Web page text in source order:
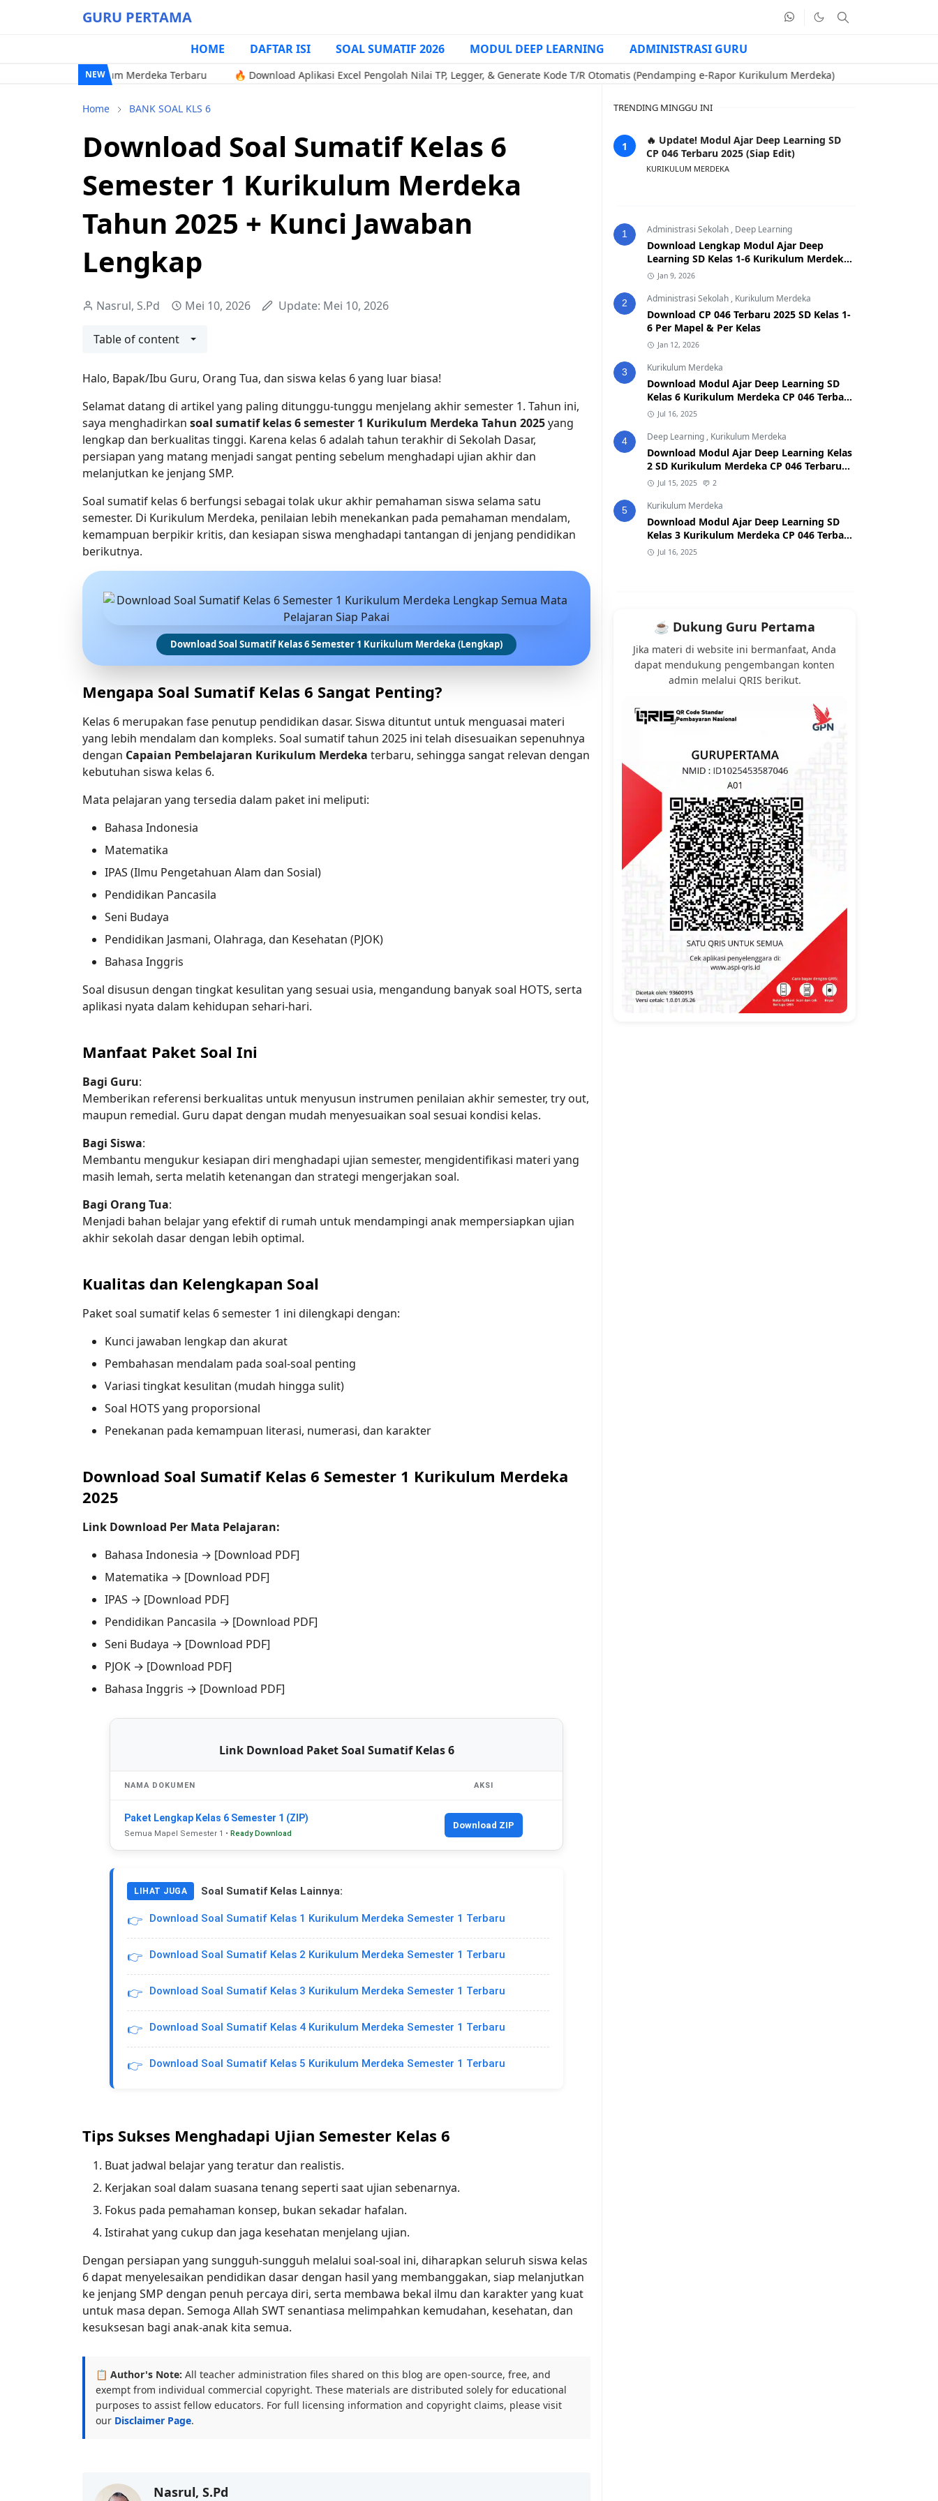
GURU PERTAMA
HOME DAFTAR ISI SOAL SUMATIF 2026 MODUL DEEP LEARNING ADMINISTRASI GURU
NEW
SD Kurikulum Merdeka Terbaru 🔥 Download Aplikasi Excel Pengolah Nilai TP, Legger, & Generate Kode T/R Otomatis (Pendamping e-Rapor Kurikulum Merdeka) 🔥 Contoh Soal Uji
Home BANK SOAL KLS 6
Download Soal Sumatif Kelas 6
Semester 1 Kurikulum Merdeka
Tahun 2025 + Kunci Jawaban
Lengkap
Nasrul, S.Pd Mei 10, 2026 Update: Mei 10, 2026
Table of content
Halo, Bapak/Ibu Guru, Orang Tua, dan siswa kelas 6 yang luar biasa!
Selamat datang di artikel yang paling ditunggu-tunggu menjelang akhir semester 1. Tahun ini,
saya menghadirkan soal sumatif kelas 6 semester 1 Kurikulum Merdeka Tahun 2025 yang
lengkap dan berkualitas tinggi. Karena kelas 6 adalah tahun terakhir di Sekolah Dasar,
persiapan yang matang menjadi sangat penting sebelum menghadapi ujian akhir dan
melanjutkan ke jenjang SMP.
Soal sumatif kelas 6 berfungsi sebagai tolak ukur akhir pemahaman siswa selama satu
semester. Di Kurikulum Merdeka, penilaian lebih menekankan pada pemahaman mendalam,
kemampuan berpikir kritis, dan kesiapan siswa menghadapi tantangan di jenjang pendidikan
berikutnya.
Download Soal Sumatif Kelas 6 Semester 1 Kurikulum Merdeka (Lengkap)
Mengapa Soal Sumatif Kelas 6 Sangat Penting?
Kelas 6 merupakan fase penutup pendidikan dasar. Siswa dituntut untuk menguasai materi
yang lebih mendalam dan kompleks. Soal sumatif tahun 2025 ini telah disesuaikan sepenuhnya
dengan Capaian Pembelajaran Kurikulum Merdeka terbaru, sehingga sangat relevan dengan
kebutuhan siswa kelas 6.
Mata pelajaran yang tersedia dalam paket ini meliputi:
Bahasa Indonesia
Matematika
IPAS (Ilmu Pengetahuan Alam dan Sosial)
Pendidikan Pancasila
Seni Budaya
Pendidikan Jasmani, Olahraga, dan Kesehatan (PJOK)
Bahasa Inggris
Soal disusun dengan tingkat kesulitan yang sesuai usia, mengandung banyak soal HOTS, serta
aplikasi nyata dalam kehidupan sehari-hari.
Manfaat Paket Soal Ini
Bagi Guru:
Memberikan referensi berkualitas untuk menyusun instrumen penilaian akhir semester, try out,
maupun remedial. Guru dapat dengan mudah menyesuaikan soal sesuai kondisi kelas.
Bagi Siswa:
Membantu mengukur kesiapan diri menghadapi ujian semester, mengidentifikasi materi yang
masih lemah, serta melatih ketenangan dan strategi mengerjakan soal.
Bagi Orang Tua:
Menjadi bahan belajar yang efektif di rumah untuk mendampingi anak mempersiapkan ujian
akhir sekolah dasar dengan lebih optimal.
Kualitas dan Kelengkapan Soal
Paket soal sumatif kelas 6 semester 1 ini dilengkapi dengan:
Kunci jawaban lengkap dan akurat
Pembahasan mendalam pada soal-soal penting
Variasi tingkat kesulitan (mudah hingga sulit)
Soal HOTS yang proporsional
Penekanan pada kemampuan literasi, numerasi, dan karakter
Download Soal Sumatif Kelas 6 Semester 1 Kurikulum Merdeka
2025
Link Download Per Mata Pelajaran:
Bahasa Indonesia → [Download PDF]
Matematika → [Download PDF]
IPAS → [Download PDF]
Pendidikan Pancasila → [Download PDF]
Seni Budaya → [Download PDF]
PJOK → [Download PDF]
Bahasa Inggris → [Download PDF]
Link Download Paket Soal Sumatif Kelas 6
NAMA DOKUMEN AKSI
Paket Lengkap Kelas 6 Semester 1 (ZIP)
Semua Mapel Semester 1 • Ready Download
Download ZIP
LIHAT JUGA Soal Sumatif Kelas Lainnya:
👉 Download Soal Sumatif Kelas 1 Kurikulum Merdeka Semester 1 Terbaru
👉 Download Soal Sumatif Kelas 2 Kurikulum Merdeka Semester 1 Terbaru
👉 Download Soal Sumatif Kelas 3 Kurikulum Merdeka Semester 1 Terbaru
👉 Download Soal Sumatif Kelas 4 Kurikulum Merdeka Semester 1 Terbaru
👉 Download Soal Sumatif Kelas 5 Kurikulum Merdeka Semester 1 Terbaru
Tips Sukses Menghadapi Ujian Semester Kelas 6
Buat jadwal belajar yang teratur dan realistis.
Kerjakan soal dalam suasana tenang seperti saat ujian sebenarnya.
Fokus pada pemahaman konsep, bukan sekadar hafalan.
Istirahat yang cukup dan jaga kesehatan menjelang ujian.
Dengan persiapan yang sungguh-sungguh melalui soal-soal ini, diharapkan seluruh siswa kelas
6 dapat menyelesaikan pendidikan dasar dengan hasil yang membanggakan, siap melanjutkan
ke jenjang SMP dengan penuh percaya diri, serta membawa bekal ilmu dan karakter yang kuat
untuk masa depan. Semoga Allah SWT senantiasa melimpahkan kemudahan, kesehatan, dan
kesuksesan bagi anak-anak kita semua.
📋 Author's Note: All teacher administration files shared on this blog are open-source, free, and
exempt from individual commercial copyright. These materials are distributed solely for educational
purposes to assist fellow educators. For full licensing information and copyright claims, please visit
our Disclaimer Page.
Nasrul, S.Pd
TRENDING MINGGU INI
🔥 Update! Modul Ajar Deep Learning SD
CP 046 Terbaru 2025 (Siap Edit)
KURIKULUM MERDEKA
1 Administrasi Sekolah , Deep Learning
Download Lengkap Modul Ajar Deep
Learning SD Kelas 1-6 Kurikulum Merdeka
CP 046 Terbaru 2025
Jan 9, 2026
2 Administrasi Sekolah , Kurikulum Merdeka
Download CP 046 Terbaru 2025 SD Kelas 1-
6 Per Mapel & Per Kelas
Jan 12, 2026
3 Kurikulum Merdeka
Download Modul Ajar Deep Learning SD
Kelas 6 Kurikulum Merdeka CP 046 Terbaru
2025Jul 16, 2025
4 Deep Learning , Kurikulum Merdeka
Download Modul Ajar Deep Learning Kelas
2 SD Kurikulum Merdeka CP 046 Terbaru
2026/2027 (Format Word & PDF)
Jul 15, 2025 2
5 Kurikulum Merdeka
Download Modul Ajar Deep Learning SD
Kelas 3 Kurikulum Merdeka CP 046 Terbaru
2025Jul 16, 2025
☕ Dukung Guru Pertama
Jika materi di website ini bermanfaat, Anda
dapat mendukung pengembangan konten
admin melalui QRIS berikut.